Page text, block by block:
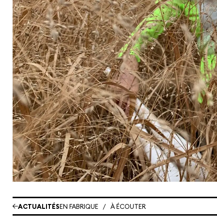
ACTUALITÉSEN FABRIQUE / À ÉCOUTER
RessourcesEspace presse/prosRecrutement
Cartes cadeauxContactez-nous !
S'abonner à la newsletter